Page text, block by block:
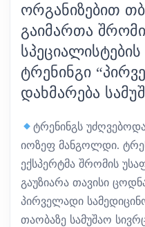
ᲝᲠᲒᲐᲜᲘᲖᲔᲑᲘᲗ
ᲒᲐᲘᲛᲐᲠᲗᲐ
ᲢᲠᲔᲜᲘᲜᲒᲘ
ᲓᲐᲮᲛᲐᲠᲔᲑᲐ
ტრენინგს
იოზეფ მანგოლდი.
ექსპერტმა შრომის
გაუზიარა თავისი
პირველადი
თაობაზე სამუშაო